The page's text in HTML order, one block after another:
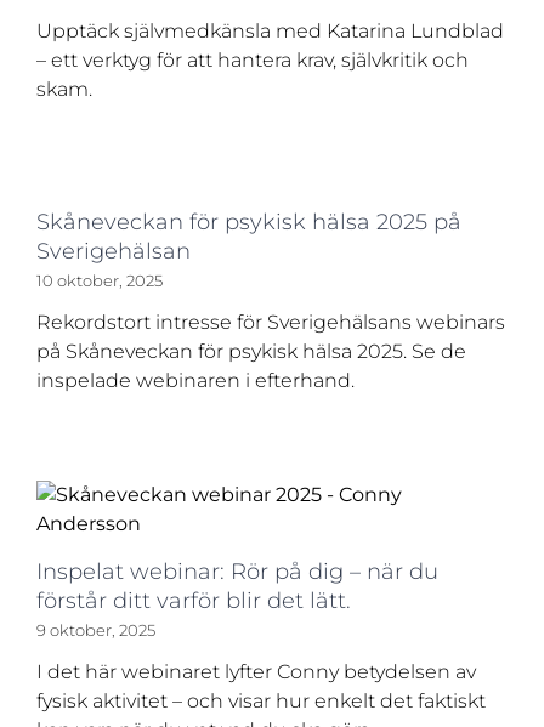
Upptäck självmedkänsla med Katarina Lundblad
– ett verktyg för att hantera krav, självkritik och
skam.
Skåneveckan för psykisk hälsa 2025 på
Sverigehälsan
10 oktober, 2025
Rekordstort intresse för Sverigehälsans webinars
på Skåneveckan för psykisk hälsa 2025. Se de
inspelade webinaren i efterhand.
Inspelat webinar: Rör på dig – när du
förstår ditt varför blir det lätt.
9 oktober, 2025
I det här webinaret lyfter Conny betydelsen av
fysisk aktivitet – och visar hur enkelt det faktiskt